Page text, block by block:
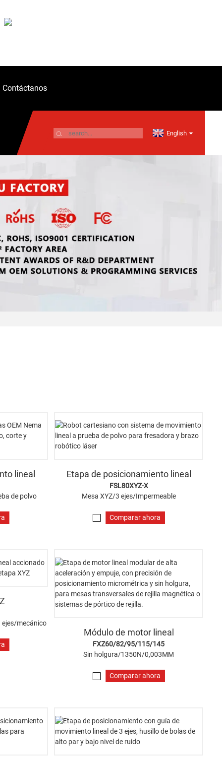
Contáctanos
English
lineal
de polvo
Etapa de posicionamiento lineal
FSL80XYZ-X
Mesa XYZ/3 ejes/Impermeable
Comparar ahora
ejes/mecánico
Módulo de motor lineal
FXZ60/82/95/115/145
Sin holgura/1350N/0,003MM
Comparar ahora